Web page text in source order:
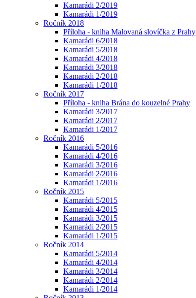
Kamarádi 2/2019
Kamarádi 1/2019
Ročník 2018
Příloha - kniha Malovaná slovíčka z Prahy
Kamarádi 6/2018
Kamarádi 5/2018
Kamarádi 4/2018
Kamarádi 3/2018
Kamarádi 2/2018
Kamarádi 1/2018
Ročník 2017
Příloha - kniha Brána do kouzelné Prahy
Kamarádi 3/2017
Kamarádi 2/2017
Kamarádi 1/2017
Ročník 2016
Kamarádi 5/2016
Kamarádi 4/2016
Kamarádi 3/2016
Kamarádi 2/2016
Kamarádi 1/2016
Ročník 2015
Kamarádi 5/2015
Kamarádi 4/2015
Kamarádi 3/2015
Kamarádi 2/2015
Kamarádi 1/2015
Ročník 2014
Kamarádi 5/2014
Kamarádi 4/2014
Kamarádi 3/2014
Kamarádi 2/2014
Kamarádi 1/2014